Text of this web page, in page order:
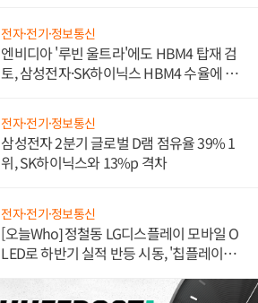
전자·전기·정보통신
엔비디아 '루빈 울트라'에도 HBM4 탑재 검
토, 삼성전자·SK하이닉스 HBM4 수율에 주
전자·전기·정보통신
삼성전자 2분기 글로벌 D램 점유율 39% 1
위, SK하이닉스와 13%p 격차
전자·전기·정보통신
[오늘Who] 정철동 LG디스플레이 모바일 O
LED로 하반기 실적 반등 시동, '칩플레이